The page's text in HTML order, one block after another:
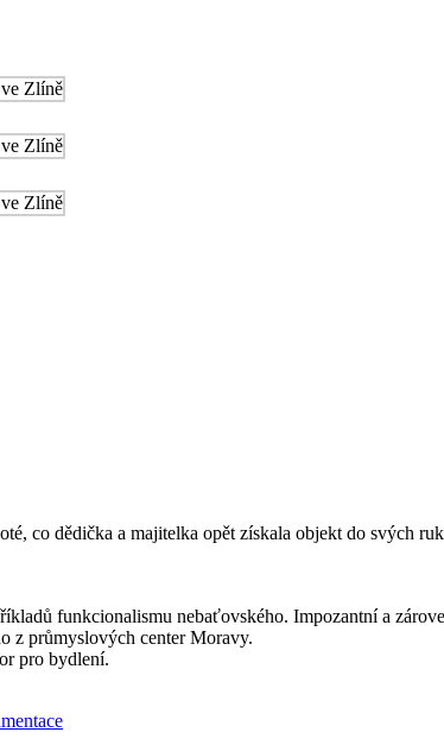
co dědička a majitelka opět získala objekt do svých
funkcionalismu nebaťovského. Impozantní a
z průmyslových center Moravy.
pro bydlení.